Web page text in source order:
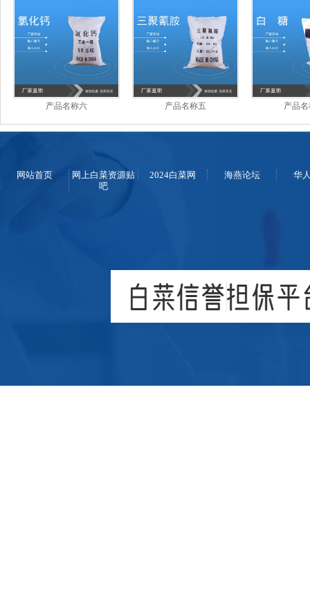
产品名称六 产品名称五 产品
网站首页
网上白菜资源贴
吧
2024白菜网 海燕论坛 华